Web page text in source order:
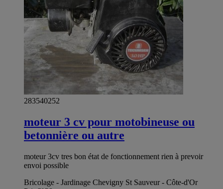
283540252
moteur 3 cv pour motobineuse ou
betonnière ou autre
moteur 3cv tres bon état de fonctionnement rien à prevoir
envoi possible
Bricolage - Jardinage Chevigny St Sauveur - Côte-d'Or